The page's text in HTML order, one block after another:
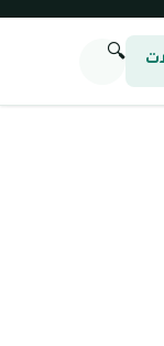
🔍